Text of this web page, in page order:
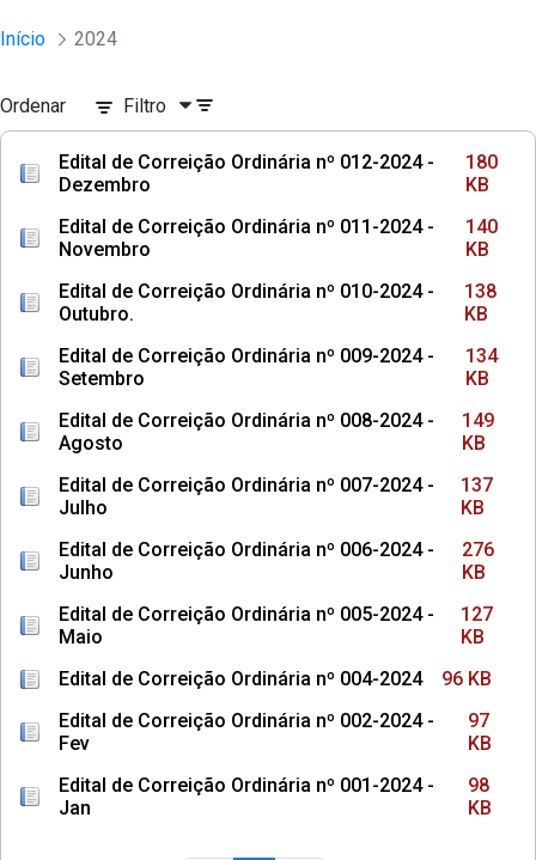
Início 2024
Ordenar Filtro
Edital de Correição Ordinária nº 012-2024 -
Dezembro
180
KB
Edital de Correição Ordinária nº 011-2024 -
Novembro
140
KB
Edital de Correição Ordinária nº 010-2024 -
Outubro.
138
KB
Edital de Correição Ordinária nº 009-2024 -
Setembro
134
KB
Edital de Correição Ordinária nº 008-2024 -
Agosto
149
KB
Edital de Correição Ordinária nº 007-2024 -
Julho
137
KB
Edital de Correição Ordinária nº 006-2024 -
Junho
276
KB
Edital de Correição Ordinária nº 005-2024 -
Maio
127
KB
Edital de Correição Ordinária nº 004-2024
96 KB
Edital de Correição Ordinária nº 002-2024 -
Fev
97
KB
Edital de Correição Ordinária nº 001-2024 -
Jan
98
KB